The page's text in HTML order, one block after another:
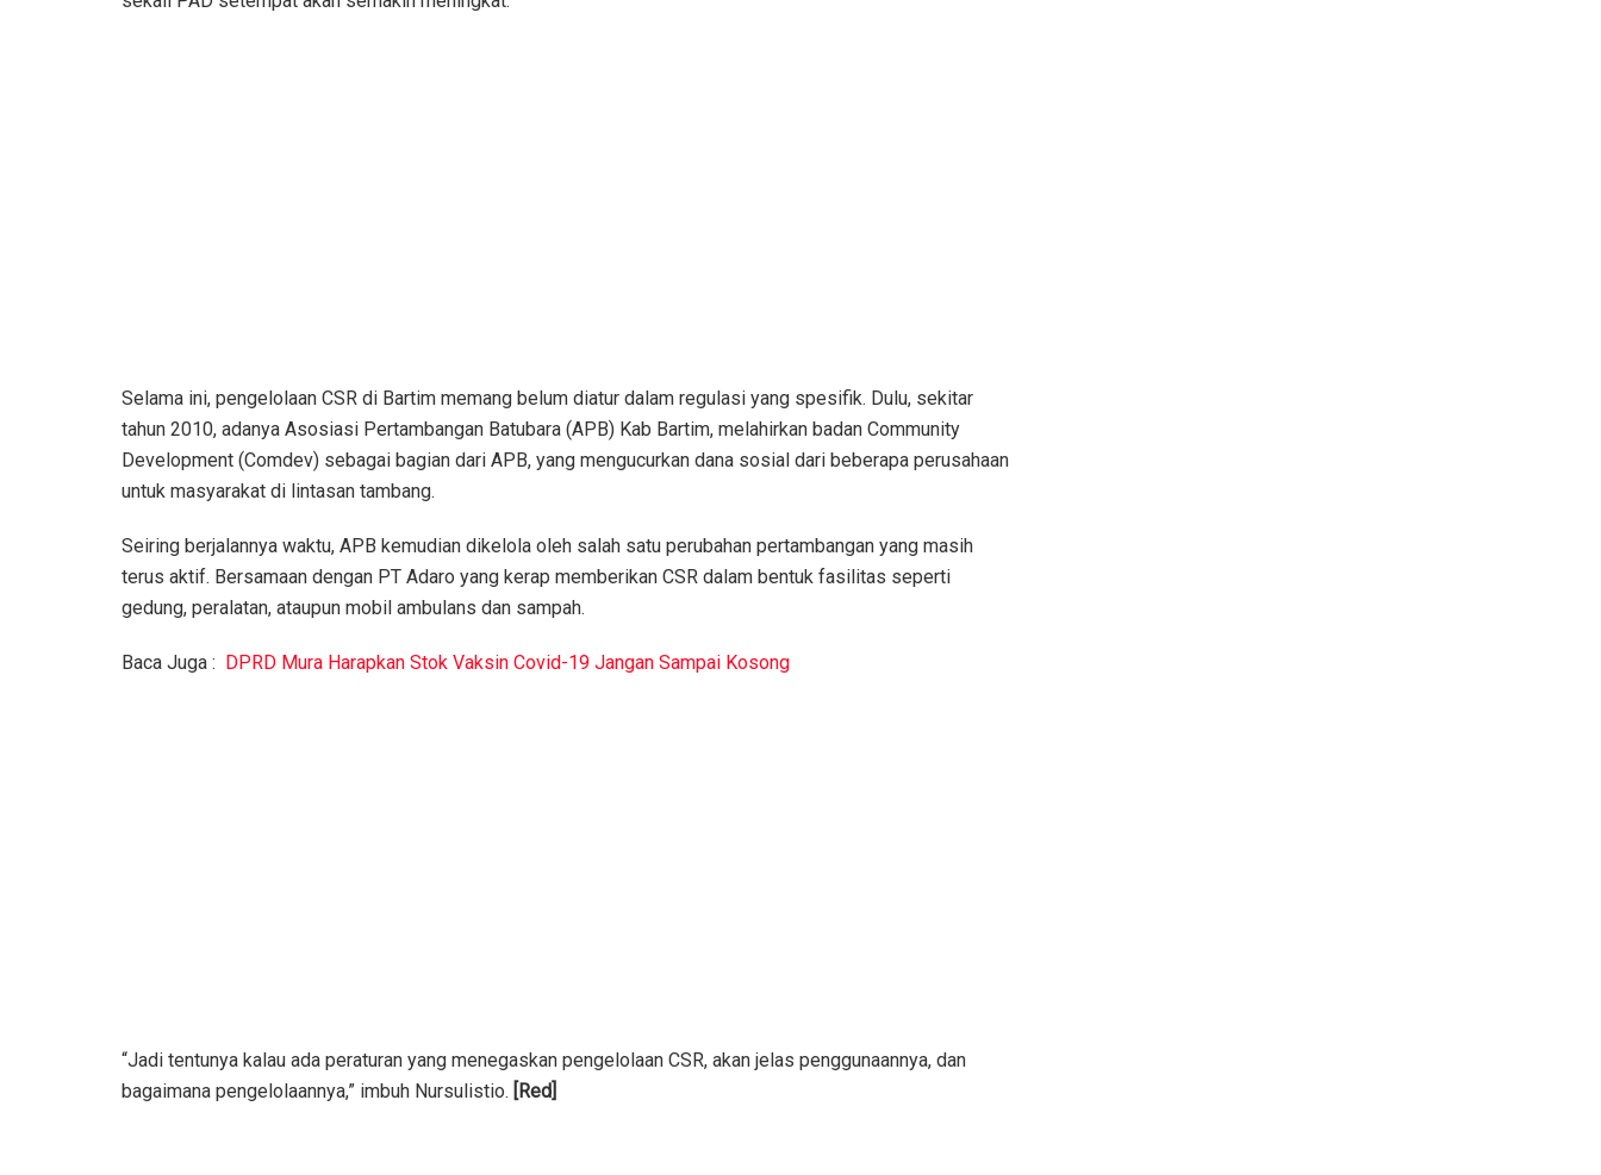
Selama ini, pengelolaan CSR di Bartim memang belum diatur dalam regulasi yang spesifik. Dulu, sekitar
tahun 2010, adanya Asosiasi Pertambangan Batubara (APB) Kab Bartim, melahirkan badan Community
Development (Comdev) sebagai bagian dari APB, yang mengucurkan dana sosial dari beberapa perusahaan
untuk masyarakat di lintasan tambang.
Seiring berjalannya waktu, APB kemudian dikelola oleh salah satu perubahan pertambangan yang masih
terus aktif. Bersamaan dengan PT Adaro yang kerap memberikan CSR dalam bentuk fasilitas seperti
gedung, peralatan, ataupun mobil ambulans dan sampah.
Baca Juga : DPRD Mura Harapkan Stok Vaksin Covid-19 Jangan Sampai Kosong
“Jadi tentunya kalau ada peraturan yang menegaskan pengelolaan CSR, akan jelas penggunaannya, dan
bagaimana pengelolaannya,” imbuh Nursulistio. [Red]